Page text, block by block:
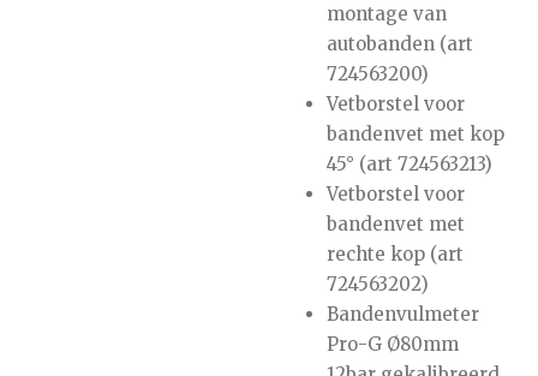
montage van
autobanden (art
724563200)
Vetborstel voor
bandenvet met kop
45° (art 724563213)
Vetborstel voor
bandenvet met
rechte kop (art
724563202)
Bandenvulmeter
Pro-G Ø80mm